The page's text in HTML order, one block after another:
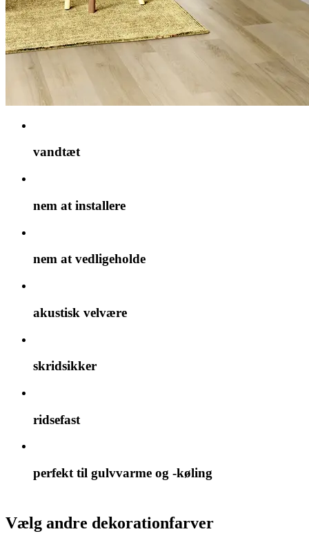
vandtæt
nem at installere
nem at vedligeholde
akustisk velvære
skridsikker
ridsefast
perfekt til gulvvarme og -køling
Vælg andre dekorationfarver